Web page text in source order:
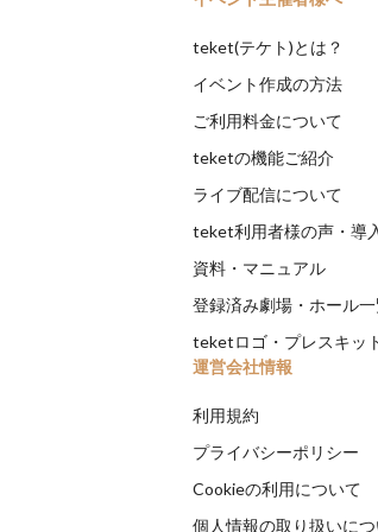
teket(テケト)とは？
イベント作成の方法
ご利用料金について
teketの機能ご紹介
ライブ配信について
teket利用者様の声・導
資料・マニュアル
登録済み劇場・ホール
teketロゴ・プレスキッ
運営会社情報
利用規約
プライバシーポリシー
Cookieの利用について
個人情報の取り扱いに